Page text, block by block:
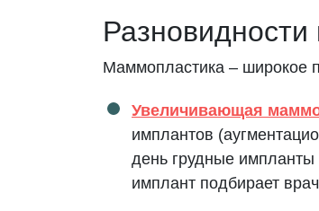
Маммопластика – широкое
Увеличивающая
имплантов
день грудные
имплант подбирает